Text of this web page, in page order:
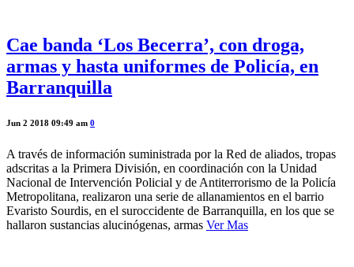
Cae banda ‘Los Becerra’, con droga,
armas y hasta uniformes de Policía, en
Barranquilla
Jun 2 2018 09:49 am 0
A través de información suministrada por la Red de aliados, tropas
adscritas a la Primera División, en coordinación con la Unidad
Nacional de Intervención Policial y de Antiterrorismo de la Policía
Metropolitana, realizaron una serie de allanamientos en el barrio
Evaristo Sourdis, en el suroccidente de Barranquilla, en los que se
hallaron sustancias alucinógenas, armas Ver Mas